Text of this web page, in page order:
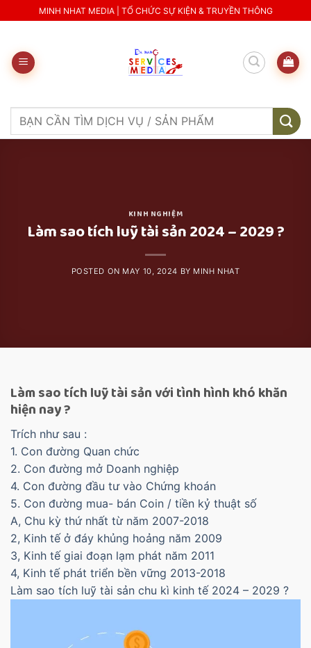
to
MINH NHAT MEDIA | TỔ CHỨC SỰ KIỆN & TRUYỀN THÔNG
Search
KINH NGHIỆM
Làm sao tích luỹ tài sản 2024 – 2029 ?
POSTED ON MAY 10, 2024 BY MINH NHAT
Làm sao tích luỹ tài sản với tình hình khó khăn
hiện nay ?
Trích như sau :
1. Con đường Quan chức
2. Con đường mở Doanh nghiệp
4. Con đường đầu tư vào Chứng khoán
5. Con đường mua- bán Coin / tiền kỷ thuật số
A, Chu kỳ thứ nhất từ năm 2007-2018
2, Kinh tế ở đáy khủng hoảng năm 2009
3, Kinh tế giai đoạn lạm phát năm 2011
4, Kinh tế phát triển bền vững 2013-2018
Làm sao tích luỹ tài sản chu kì kinh tế 2024 – 2029 ?